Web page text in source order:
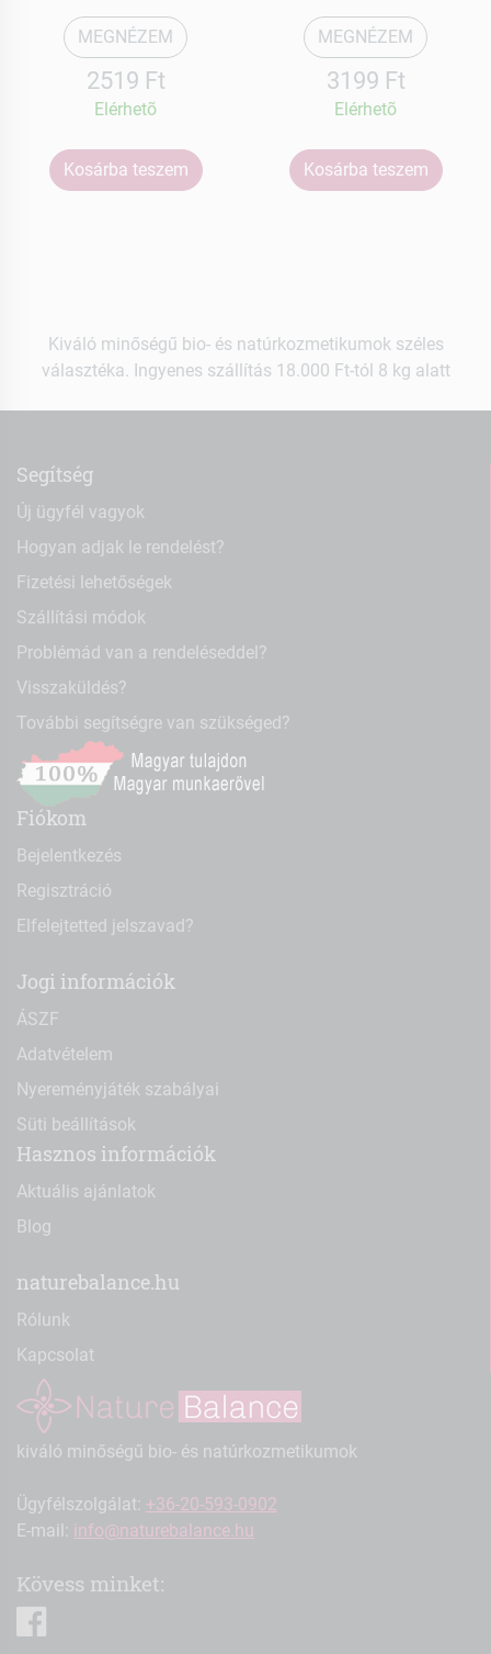
MEGNÉZEM
2519 Ft
Elérhetõ
Kosárba teszem
MEGNÉZEM
3199 Ft
Elérhetõ
Kosárba teszem
Kiváló minőségű bio- és natúrkozmetikumok széles
választéka. Ingyenes szállítás 18.000 Ft-tól 8 kg alatt
Segítség
Új ügyfél vagyok
Hogyan adjak le rendelést?
Fizetési lehetőségek
Szállítási módok
Problémád van a rendeléseddel?
Visszaküldés?
További segítségre van szükséged?
Fiókom
Bejelentkezés
Regisztráció
Elfelejtetted jelszavad?
Jogi információk
ÁSZF
Adatvételem
Nyereményjáték szabályai
Süti beállítások
Hasznos információk
Aktuális ajánlatok
Blog
naturebalance.hu
Rólunk
Kapcsolat
kiváló minőségű bio- és natúrkozmetikumok
Ügyfélszolgálat: +36-20-593-0902
E-mail: info@naturebalance.hu
Kövess minket: